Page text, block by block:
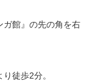
ガ館』の先の角を右
徒歩2分。